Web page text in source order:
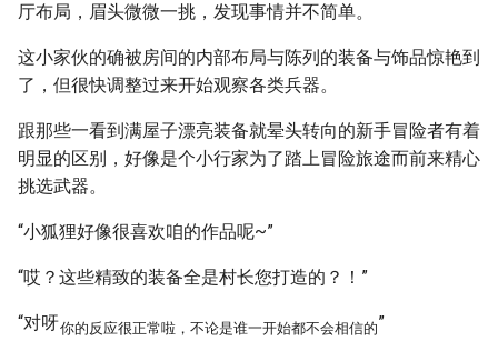
厅布局，眉头微微一挑，发现事情并不简单。
这小家伙的确被房间的内部布局与陈列的装备与饰品惊艳到
了，但很快调整过来开始观察各类兵器。
跟那些一看到满屋子漂亮装备就晕头转向的新手冒险者有着
明显的区别，好像是个小行家为了踏上冒险旅途而前来精心
挑选武器。
“小狐狸好像很喜欢咱的作品呢~”
“哎？这些精致的装备全是村长您打造的？！”
“对呀你的反应很正常啦，不论是谁一开始都不会相信的”